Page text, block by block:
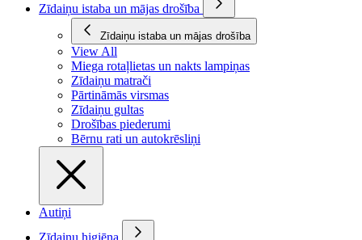
Zīdaiņu istaba un mājas drošība
Zīdaiņu istaba un mājas drošība
View All
Miega rotaļlietas un nakts lampiņas
Zīdaiņu matrači
Pārtināmās virsmas
Zīdaiņu gultas
Drošības piederumi
Bērnu rati un autokrēsliņi
Autiņi
Zīdaiņu higiēna